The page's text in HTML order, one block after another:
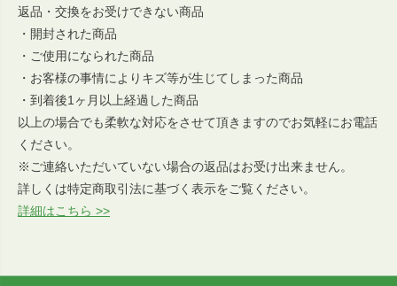
返品・交換をお受けできない商品
・開封された商品
・ご使用になられた商品
・お客様の事情によりキズ等が生じてしまった商品
・到着後1ヶ月以上経過した商品
以上の場合でも柔軟な対応をさせて頂きますのでお気軽にお電話
ください。
※ご連絡いただいていない場合の返品はお受け出来ません。
詳しくは特定商取引法に基づく表示をご覧ください。
詳細はこちら >>